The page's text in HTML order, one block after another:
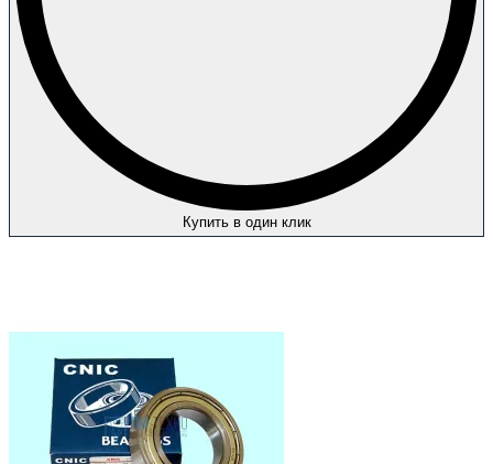
Купить в один клик